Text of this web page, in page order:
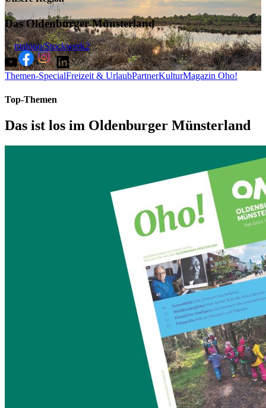
Das Oldenburger Münsterland
©malopo/Stockwerk2
Themen-SpecialFreizeit & UrlaubPartnerKulturMagazin Oho!
Top-Themen
Das ist los im Oldenburger Münsterland